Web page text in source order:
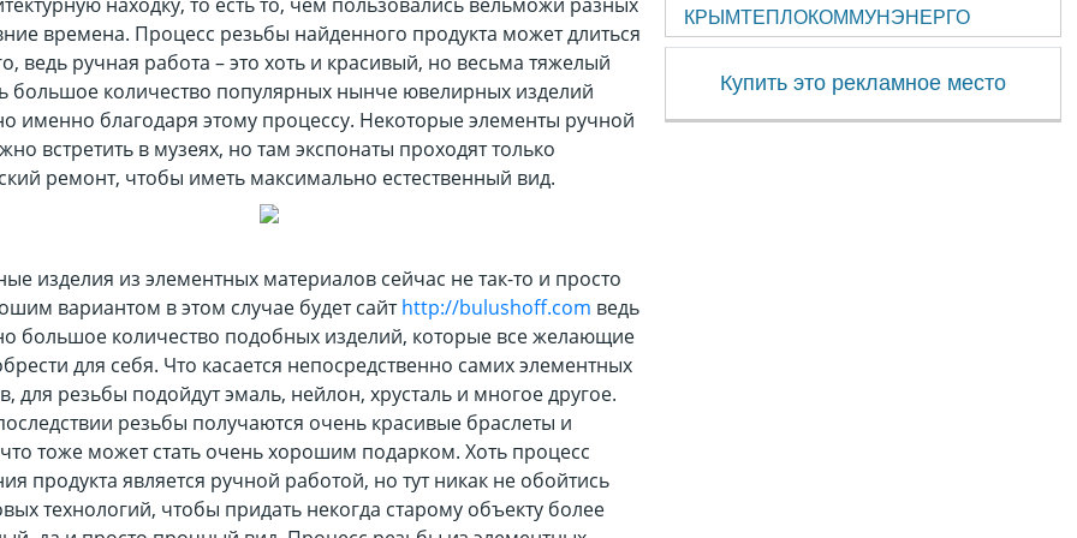
времена. Процесс резьбы найденного продукта может длиться
ведь ручная работа – это хоть и красивый, но весьма тяжелый
большое количество популярных нынче ювелирных изделий
именно благодаря этому процессу. Некоторые элементы ручной
встретить в музеях, но там экспонаты проходят только
ремонт, чтобы иметь максимально естественный вид.
изделия из элементных материалов сейчас не так-то и просто
вариантом в этом случае будет сайтhttp://bulushoff.com ведь
большое количество подобных изделий, которые все желающие
для себя. Что касается непосредственно самих элементных
для резьбы подойдут эмаль, нейлон, хрусталь и многое другое.
резьбы получаются очень красивые браслеты и
тоже может стать очень хорошим подарком. Хоть процесс
продукта является ручной работой, но тут никак не обойтись
технологий, чтобы придать некогда старому объекту более
КРЫМТЕПЛОКОММУНЭНЕРГО
Купить это рекламное место